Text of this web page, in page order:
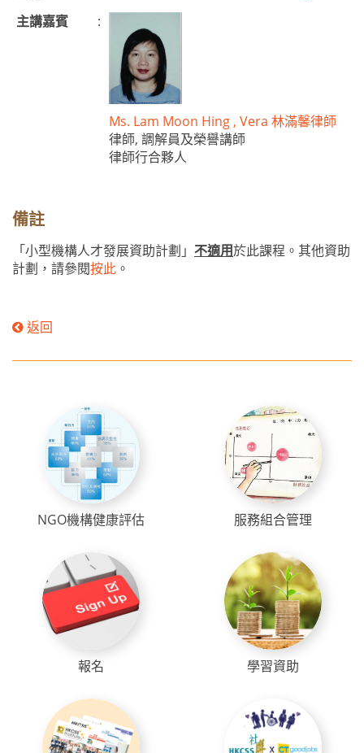
主講嘉賓
:
Ms. Lam Moon Hing , Vera 林滿馨律師
律師, 調解員及榮譽講師
律師行合夥人
備註
「小型機構人才發展資助計劃」 不適用於此課程。其他資助
計劃，請參閱按此 。
返回
NGO機構健康評估 服務組合管理
報名 學習資助